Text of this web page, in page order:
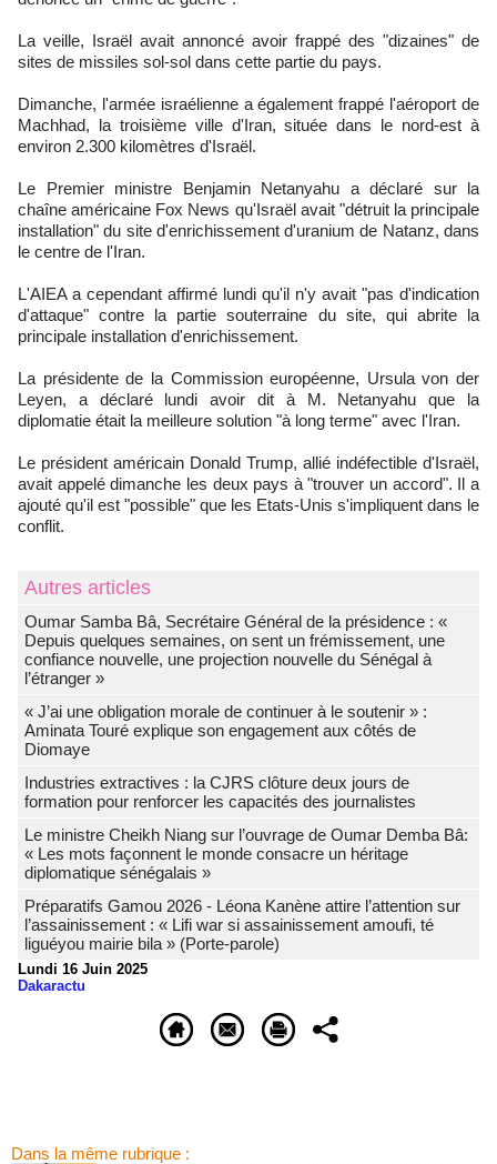
La veille, Israël avait annoncé avoir frappé des "dizaines" de
sites de missiles sol-sol dans cette partie du pays.
Dimanche, l'armée israélienne a également frappé l'aéroport de
Machhad, la troisième ville d'Iran, située dans le nord-est à
environ 2.300 kilomètres d'Israël.
Le Premier ministre Benjamin Netanyahu a déclaré sur la
chaîne américaine Fox News qu'Israël avait "détruit la principale
installation" du site d'enrichissement d'uranium de Natanz, dans
le centre de l'Iran.
L'AIEA a cependant affirmé lundi qu'il n'y avait "pas d'indication
d'attaque" contre la partie souterraine du site, qui abrite la
principale installation d'enrichissement.
La présidente de la Commission européenne, Ursula von der
Leyen, a déclaré lundi avoir dit à M. Netanyahu que la
diplomatie était la meilleure solution "à long terme" avec l'Iran.
Le président américain Donald Trump, allié indéfectible d'Israël,
avait appelé dimanche les deux pays à "trouver un accord". Il a
ajouté qu'il est "possible" que les Etats-Unis s'impliquent dans le
conflit.
Autres articles
Oumar Samba Bâ, Secrétaire Général de la présidence : «
Depuis quelques semaines, on sent un frémissement, une
confiance nouvelle, une projection nouvelle du Sénégal à
l’étranger »
« J’ai une obligation morale de continuer à le soutenir » :
Aminata Touré explique son engagement aux côtés de
Diomaye
Industries extractives : la CJRS clôture deux jours de
formation pour renforcer les capacités des journalistes
Le ministre Cheikh Niang sur l’ouvrage de Oumar Demba Bâ:
« Les mots façonnent le monde consacre un héritage
diplomatique sénégalais »
Préparatifs Gamou 2026 - Léona Kanène attire l’attention sur
l’assainissement : « Lifi war si assainissement amoufi, té
liguéyou mairie bila » (Porte-parole)
Lundi 16 Juin 2025
Dakaractu
Dans la même rubrique :